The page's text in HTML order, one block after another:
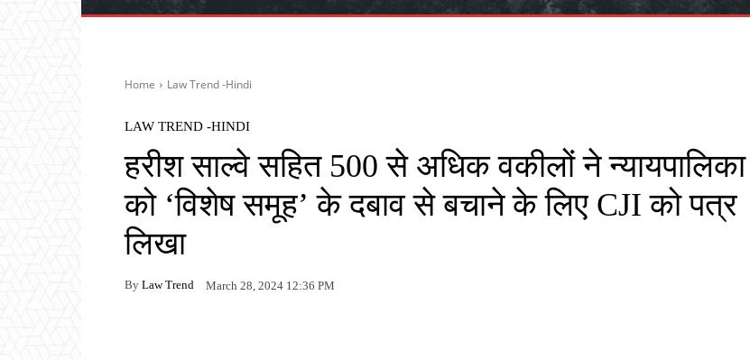
Home Law Trend -Hindi
LAW TREND -HINDI
हरीश साल्वे सहित 500 से अधिक वकीलों ने न्यायपालिका
को ‘विशेष समूह’ के दबाव से बचाने के लिए CJI को पत्र
लिखा
By Law Trend March 28, 2024 12:36 PM